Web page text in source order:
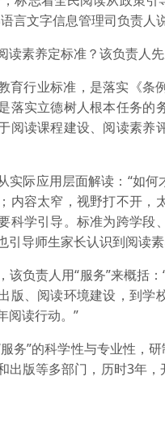
言文字信息管理司负责人说
读素养定标准？该负责人先
育行业标准，是落实《条
落实立德树人根本任务的
阅读课程建设、阅读素
实际应用层面解读：“如
内容太窄，视野打不开
科学引导。标准为跨学
引导师生家长认识到阅读
该负责人用“服务”来概括
版、阅读环境建设，到
阅读行动。”
务”的科学性与专业性，
出版等多部门，历时3年